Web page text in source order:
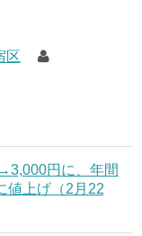
区
円に、年間
値上げ（2月22